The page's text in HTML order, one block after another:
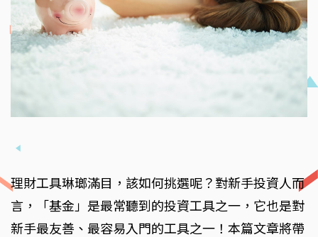
理財工具琳瑯滿目，該如何挑選呢？對新手投資人而
言，「基金」是最常聽到的投資工具之一，它也是對
新手最友善、最容易入門的工具之一！本篇文章將帶